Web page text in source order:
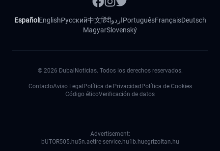
Español EnglishРусский中文हिंदीاردوPortuguêsFrançaisDeutsch
MagyarSlovenský
© 2026 DubaiNoticias. Todos los derechos reservados.
ContactoAviso Legal Política de Privacidad Política de Cookies
Código éticoVerificación de datos
Advertisement:
bUTOR505.hu5n.aetire-service.hu1b.huegrizoltan.hu